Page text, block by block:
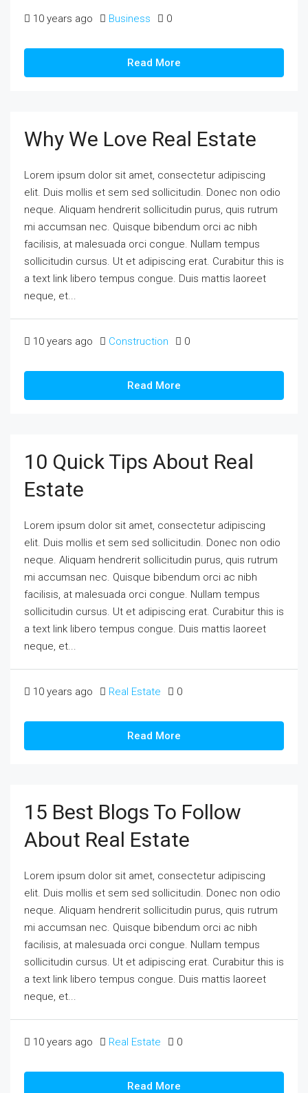
10 years ago Business 0
Read More
Why We Love Real Estate
Lorem ipsum dolor sit amet, consectetur adipiscing
elit. Duis mollis et sem sed sollicitudin. Donec non odio
neque. Aliquam hendrerit sollicitudin purus, quis rutrum
mi accumsan nec. Quisque bibendum orci ac nibh
facilisis, at malesuada orci congue. Nullam tempus
sollicitudin cursus. Ut et adipiscing erat. Curabitur this is
a text link libero tempus congue. Duis mattis laoreet
neque, et...
10 years ago Construction 0
Read More
10 Quick Tips About Real
Estate
Lorem ipsum dolor sit amet, consectetur adipiscing
elit. Duis mollis et sem sed sollicitudin. Donec non odio
neque. Aliquam hendrerit sollicitudin purus, quis rutrum
mi accumsan nec. Quisque bibendum orci ac nibh
facilisis, at malesuada orci congue. Nullam tempus
sollicitudin cursus. Ut et adipiscing erat. Curabitur this is
a text link libero tempus congue. Duis mattis laoreet
neque, et...
10 years ago Real Estate 0
Read More
15 Best Blogs To Follow
About Real Estate
Lorem ipsum dolor sit amet, consectetur adipiscing
elit. Duis mollis et sem sed sollicitudin. Donec non odio
neque. Aliquam hendrerit sollicitudin purus, quis rutrum
mi accumsan nec. Quisque bibendum orci ac nibh
facilisis, at malesuada orci congue. Nullam tempus
sollicitudin cursus. Ut et adipiscing erat. Curabitur this is
a text link libero tempus congue. Duis mattis laoreet
neque, et...
10 years ago Real Estate 0
Read More